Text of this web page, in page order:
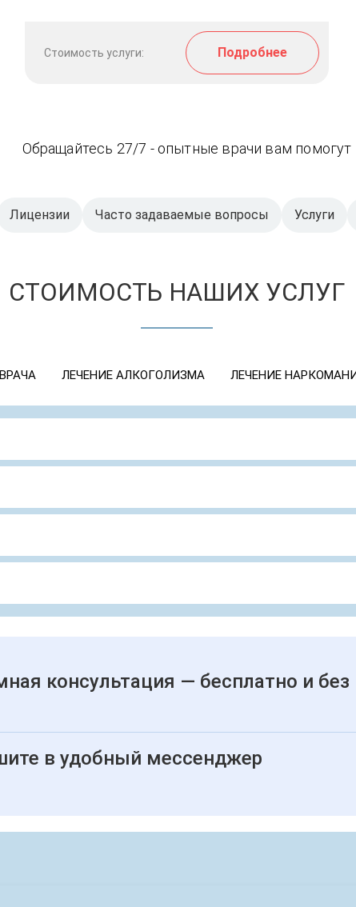
Стоимость услуги: Подробнее
Обращайтесь 27/7 - опытные врачи вам помогут
Лицензии Часто задаваемые вопросы Услуги
СТОИМОСТЬ НАШИХ УСЛУГ
ЛЕЧЕНИЕ АЛКОГОЛИЗМА ЛЕЧЕНИЕ
консультация — бесплатно и без
в удобный мессенджер